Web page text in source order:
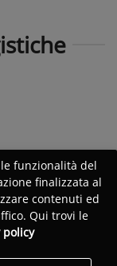
funzionalità del
finalizzata al
contenuti ed
Qui trovi le
policy